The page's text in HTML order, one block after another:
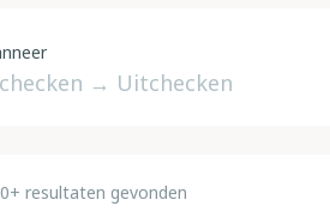
resultaten gevonden